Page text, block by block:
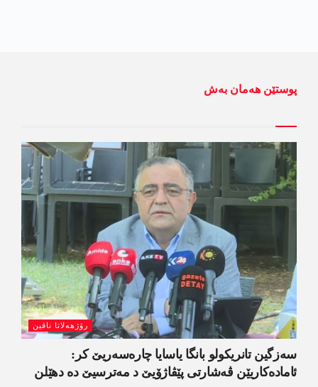
پوستێن ھەمان بەش
رۆژھەلاتا ناڤین
سەزگین تانریکولو بانگا یاسایا چارەسەریێ کر:
ئامادەکاریێن ڤەشارتی پێڤاژۆیێ د مەترسیێ دە دھێلن